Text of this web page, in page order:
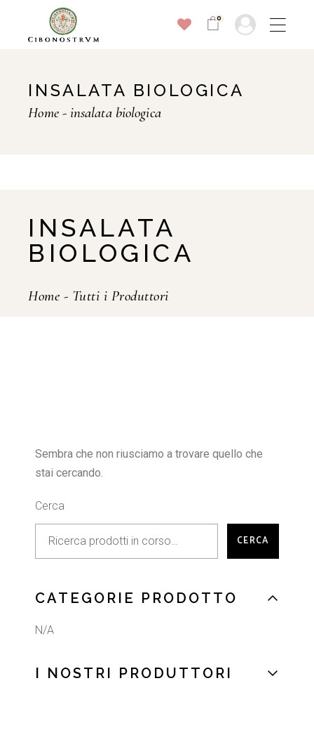
0
INSALATA BIOLOGICA
Home insalata biologica
INSALATA
BIOLOGICA
Home - Tutti i Produttori
Sembra che non riusciamo a trovare quello che
stai cercando.
Cerca
CERCA
CATEGORIE PRODOTTO
N/A
I NOSTRI PRODUTTORI